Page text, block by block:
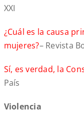
XXI
¿Cuál es la causa
mujeres?– Revista
Sí, es verdad, la
País
Violencia